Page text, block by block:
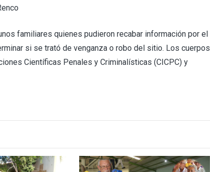
familiares quienes pudieron recabar información por el
si se trató de venganza o robo del sitio. Los cuerpos
Científicas Penales y Criminalísticas (CICPC) y